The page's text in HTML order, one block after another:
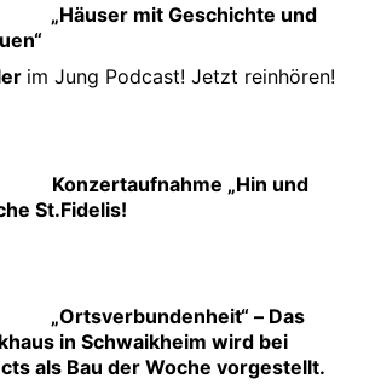
„Häuser mit Geschichte und
im Jung Podcast! Jetzt reinhören!
Konzertaufnahme „Hin und
St.Fidelis!
„Ortsverbundenheit“ – Das
in Schwaikheim wird bei
als Bau der Woche vorgestellt.